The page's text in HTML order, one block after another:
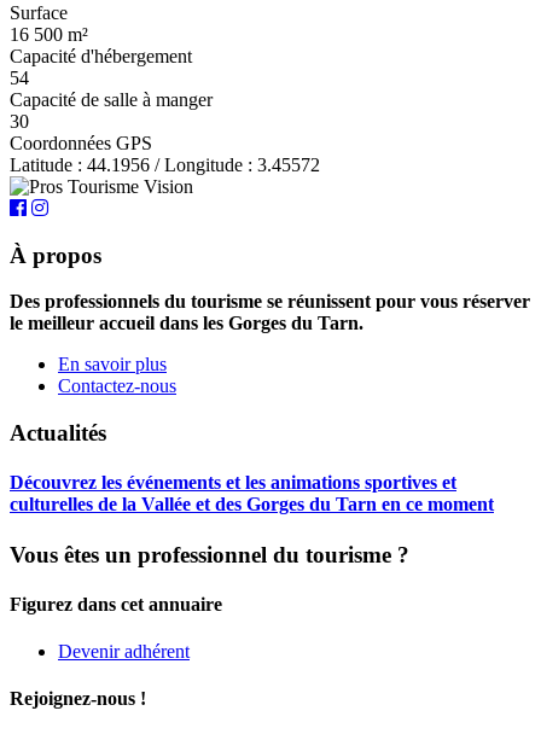
Surface
16 500 m²
Capacité d'hébergement
54
Capacité de salle à manger
30
Coordonnées GPS
Latitude : 44.1956 / Longitude : 3.45572
À propos
Des professionnels du tourisme se réunissent pour vous réserver
le meilleur accueil dans les Gorges du Tarn.
En savoir plus
Contactez-nous
Actualités
Découvrez les événements et les animations sportives et
culturelles de la Vallée et des Gorges du Tarn en ce moment
Vous êtes un professionnel du tourisme ?
Figurez dans cet annuaire
Devenir adhérent
Rejoignez-nous !